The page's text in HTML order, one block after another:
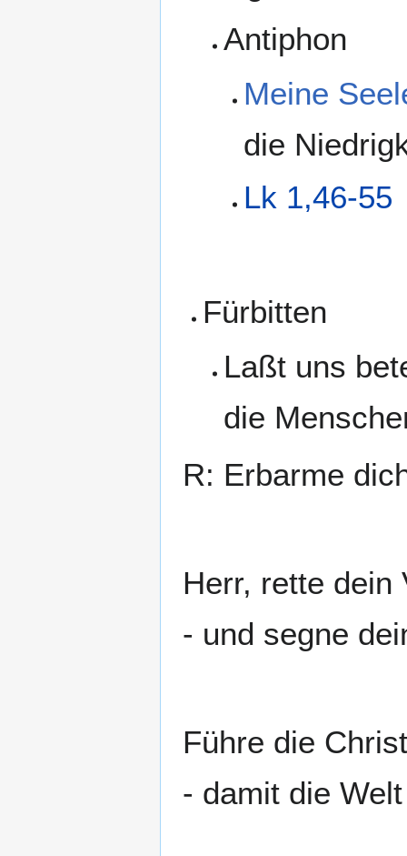
Antiphon
Meine
die
Lk 1,46-55
Fürbitten
Laßt uns
die
R: Erbarme
Herr, rette dein
- und segne
Führe die
- damit die